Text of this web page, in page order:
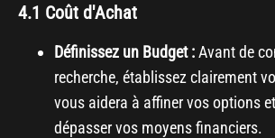
4.1 Coût d'Achat
Définissez un Budget :Avant de
recherche, établissez clairement
vous aidera à affiner vos options
dépasser vos moyens financiers.